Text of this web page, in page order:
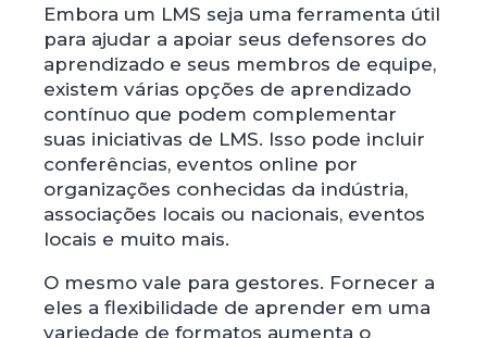
Embora um LMS seja uma ferramenta útil
para ajudar a apoiar seus defensores do
aprendizado e seus membros de equipe,
existem várias opções de aprendizado
contínuo que podem complementar
suas iniciativas de LMS. Isso pode incluir
conferências, eventos online por
organizações conhecidas da indústria,
associações locais ou nacionais, eventos
locais e muito mais.
O mesmo vale para gestores. Fornecer a
eles a flexibilidade de aprender em uma
variedade de formatos aumenta o